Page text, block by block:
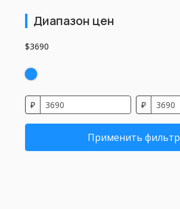
Диапазон цен
$3690
₽ ₽
Применить фильтр